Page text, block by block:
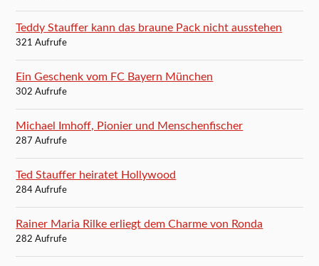
Teddy Stauffer kann das braune Pack nicht ausstehen
321 Aufrufe
Ein Geschenk vom FC Bayern München
302 Aufrufe
Michael Imhoff, Pionier und Menschenfischer
287 Aufrufe
Ted Stauffer heiratet Hollywood
284 Aufrufe
Rainer Maria Rilke erliegt dem Charme von Ronda
282 Aufrufe